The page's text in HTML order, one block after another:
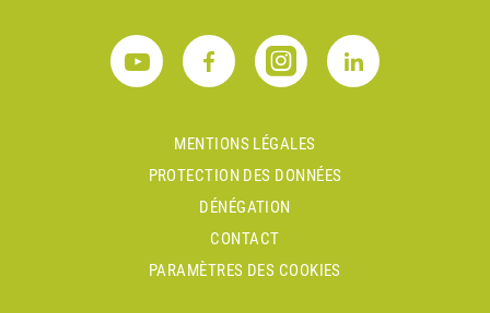
MENTIONS LÉGALES
PROTECTION DES DONNÉES
DÉNÉGATION
CONTACT
PARAMÈTRES DES COOKIES